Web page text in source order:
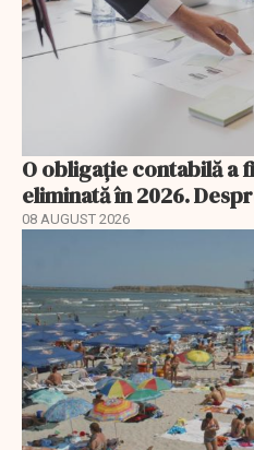
O obligație contabilă a
eliminată în 2026.
08 AUGUST 2026